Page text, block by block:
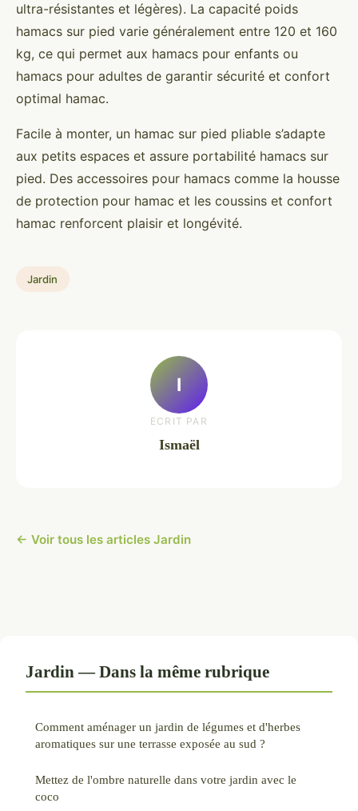
ultra-résistantes et légères). La capacité poids
hamacs sur pied varie généralement entre 120 et 160
kg, ce qui permet aux hamacs pour enfants ou
hamacs pour adultes de garantir sécurité et confort
optimal hamac.
Facile à monter, un hamac sur pied pliable s’adapte
aux petits espaces et assure portabilité hamacs sur
pied. Des accessoires pour hamacs comme la housse
de protection pour hamac et les coussins et confort
hamac renforcent plaisir et longévité.
Jardin
I
ECRIT PAR
Ismaël
← Voir tous les articles Jardin
Jardin — Dans la même rubrique
Comment aménager un jardin de légumes et d'herbes
aromatiques sur une terrasse exposée au sud ?
Mettez de l'ombre naturelle dans votre jardin avec le
coco